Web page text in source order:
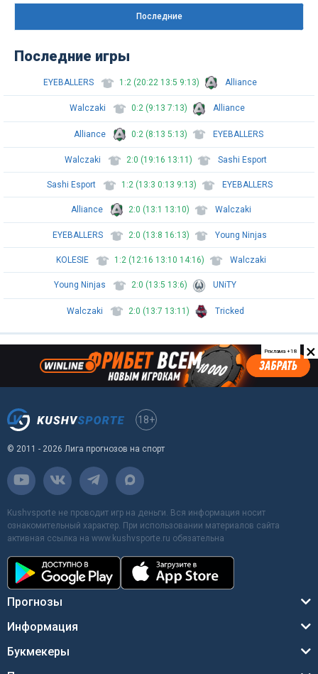
Последниe
Последние игры
EYEBALLERS 1:2 (20:22 13:5 9:13) Alliance
Walczaki 0:2 (9:13 7:13) Alliance
Alliance 0:2 (8:13 5:13) EYEBALLERS
Walczaki 2:0 (19:16 13:11) Sashi Esport
Sashi Esport 1:2 (13:3 0:13 9:13) EYEBALLERS
Alliance 2:0 (13:1 13:10) Walczaki
EYEBALLERS 2:0 (13:8 16:13) Young Ninjas
KOLESIE 1:2 (12:16 13:10 14:16) Walczaki
Young Ninjas 2:0 (13:5 13:6) UNiTY
Walczaki 2:0 (13:7 13:11) Tricked
×
Реклама +18
18+
© 2011 - 2026 Лига прогнозов на спорт
Kushvsporte не проводит игр на деньги. Вся информация носит
ознакомительный характер. При использовании материалов сайта
активная ссылка на www.kushvsporte.ru обязательна
Прогнозы
Информация
Букмекеры